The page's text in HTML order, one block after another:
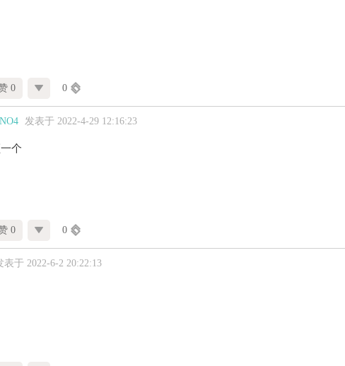
0 0
发表于 2022-4-29 12:16:23
个
0 0
表于 2022-6-2 20:22:13